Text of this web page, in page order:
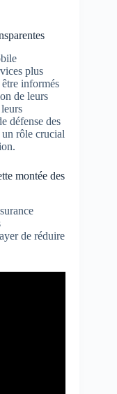
plus
informés
de leurs
défense des
rôle crucial
montée des
de réduire